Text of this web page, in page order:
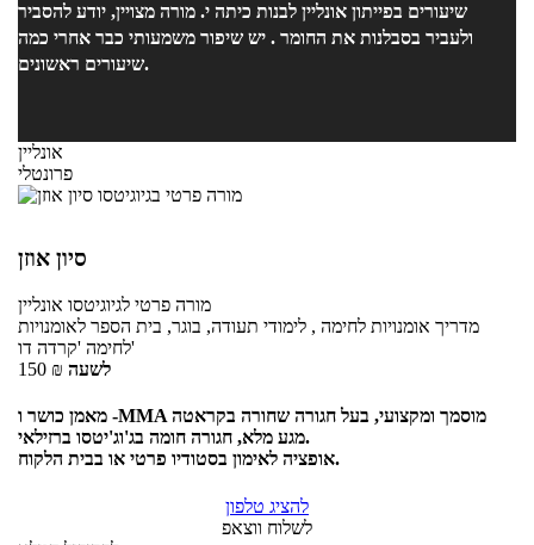
שיעורים בפייתון אונליין לבנות כיתה י. מורה מצויין, יודע להסביר
ולעביר בסבלנות את החומר . יש שיפור משמעותי כבר אחרי כמה
שיעורים ראשונים.
אונליין
פרונטלי
סיון אוזן
מורה פרטי לגיוגיטסו אונליין
מדריך אומנויות לחימה , לימודי תעודה, בוגר, בית הספר לאומנויות
לחימה 'קרדה דו'
150 ₪ לשעה
מאמן כושר ו -MMA מוסמך ומקצועי, בעל חגורה שחורה בקראטה
מגע מלא, חגורה חומה בג'וג'יטסו ברזילאי.
אופציה לאימון בסטודיו פרטי או בבית הלקוח.
להציג טלפון
לשלוח ווצאפ